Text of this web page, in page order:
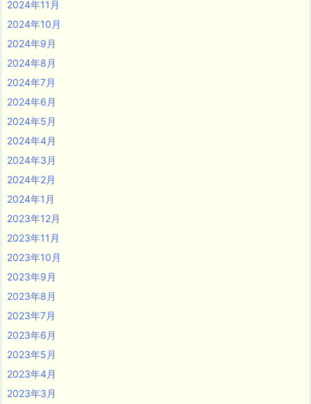
2024年11月
2024年10月
2024年9月
2024年8月
2024年7月
2024年6月
2024年5月
2024年4月
2024年3月
2024年2月
2024年1月
2023年12月
2023年11月
2023年10月
2023年9月
2023年8月
2023年7月
2023年6月
2023年5月
2023年4月
2023年3月